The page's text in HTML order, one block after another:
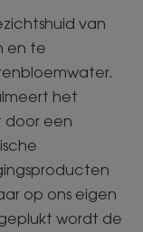
van
en te
het
door een
op ons eigen
wordt de